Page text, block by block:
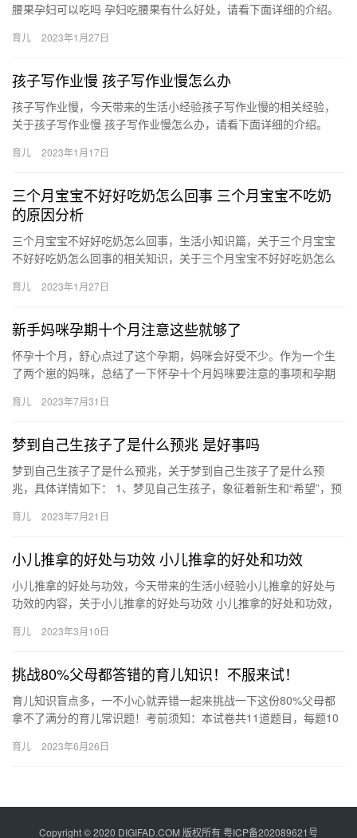
腰果孕妇可以吃吗 孕妇吃腰果有什么好处，请看下面详细的介绍。
育儿 2023年1月27日
孩子写作业慢 孩子写作业慢怎么办
孩子写作业慢，今天带来的生活小经验孩子写作业慢的相关经验，
关于孩子写作业慢 孩子写作业慢怎么办，请看下面详细的介绍。
业…
育儿 2023年1月17日
三个月宝宝不好好吃奶怎么回事 三个月宝宝不吃奶
的原因分析
三个月宝宝不好好吃奶怎么回事，生活小知识篇，关于三个月宝宝
不好好吃奶怎么回事的相关知识，关于三个月宝宝不好好吃奶怎么
个…
育儿 2023年1月27日
新手妈咪孕期十个月注意这些就够了
怀孕十个月，舒心点过了这个孕期，妈咪会好受不少。作为一个生
了两个崽的妈咪，总结了一下怀孕十个月妈咪要注意的事项和孕期
个孕…
育儿 2023年7月31日
梦到自己生孩子了是什么预兆 是好事吗
梦到自己生孩子了是什么预兆，关于梦到自己生孩子了是什么预
兆，具体详情如下： 1、梦见自己生孩子，象征着新生和“希望”，预
是…
育儿 2023年7月21日
小儿推拿的好处与功效 小儿推拿的好处和功效
小儿推拿的好处与功效，今天带来的生活小经验小儿推拿的好处与
功效的内容，关于小儿推拿的好处与功效 小儿推拿的好处和功效，
育儿 2023年3月10日
挑战80%父母都答错的育儿知识！不服来试！
育儿知识盲点多，一不小心就弄错一起来挑战一下这份80%父母都
拿不了满分的育儿常识题！考前须知：本试卷共11道题目，每题10
育儿 2023年6月26日
Copyright © 2020 DIGIFAD.COM 版权所有粤ICP备202089621号